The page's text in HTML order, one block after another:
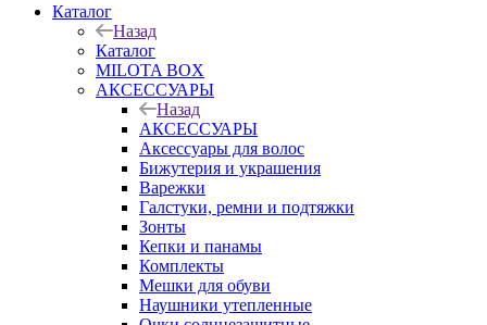
Каталог
Назад
Каталог
MILOTA BOX
АКСЕССУАРЫ
Назад
АКСЕССУАРЫ
Аксессуары для волос
Бижутерия и украшения
Варежки
Галстуки, ремни и подтяжки
Зонты
Кепки и панамы
Комплекты
Мешки для обуви
Наушники утепленные